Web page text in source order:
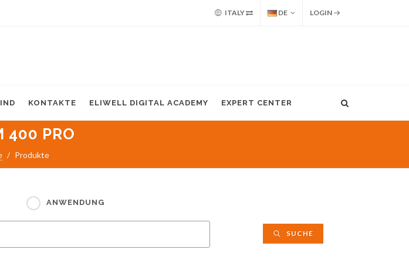
ITALY DE LOGIN
KONTAKTE ELIWELL DIGITAL ACADEMY EXPERT CENTER
400 PRO
Produkte
ANWENDUNG
SUCHE